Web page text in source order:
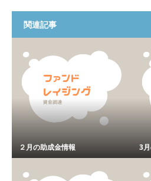
関連記事
２月の助成金情報 3